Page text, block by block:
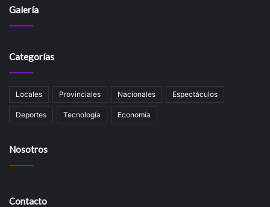
Galería
Categorías
Locales Provinciales Nacionales Espectáculos
Deportes Tecnología Economía
Nosotros
Contacto